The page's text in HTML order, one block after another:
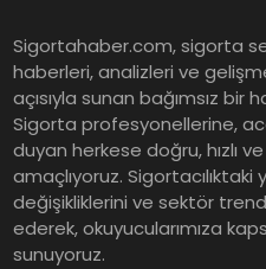
Sigortahaber.com, sigorta
haberleri, analizleri ve
açısıyla sunan bağımsız
Sigorta profesyonellerine,
duyan herkese doğru, hızlı
amaçlıyoruz.
değişikliklerini ve sektör
ederek, okuyucularımıza
sunuyoruz.